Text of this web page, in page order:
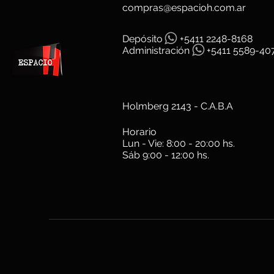
compras@espacioh.com.ar
Depósito
+5411 2248-8168
Administración
+5411 5589-
Holmberg 2143 - C.A.B.A
Horario
Lun - Vie: 8:00 - 20:00 hs.
Sáb 9:00 - 12:00 hs.